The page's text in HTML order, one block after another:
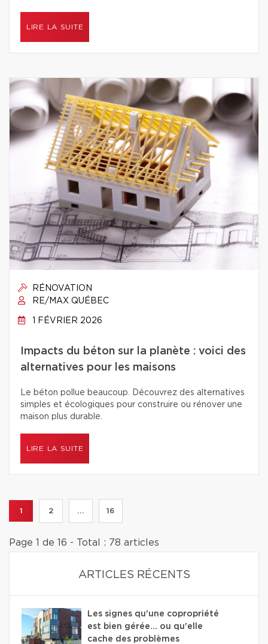
LIRE LA SUITE
RÉNOVATION
RE/MAX QUÉBEC
1 FÉVRIER 2026
Impacts du béton sur la planète : voici des
alternatives pour les maisons
Le béton pollue beaucoup. Découvrez des alternatives
simples et écologiques pour construire ou rénover une
maison plus durable.
LIRE LA SUITE
1 2 ... 16
Page 1 de 16 - Total : 78 articles
ARTICLES RÉCENTS
Les signes qu'une copropriété
est bien gérée… ou qu'elle
cache des problèmes